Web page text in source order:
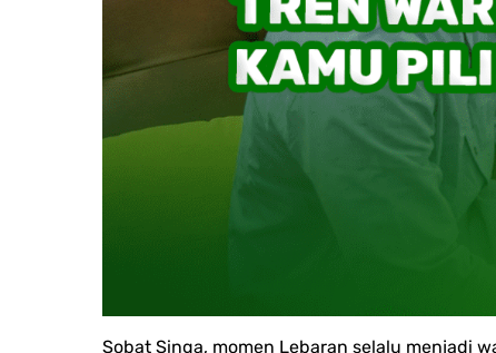
Sobat Singa, momen Lebaran selalu menjadi